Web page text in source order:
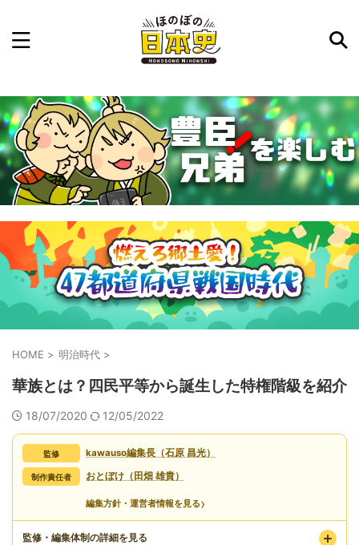
気になった日本史の事件や人物、時代などを入力して
ね。中の人が24時間手動で検索結果を提示するよ（嘘
です）
例：織田信長 長篠の戦い
HOME > 明治時代 >
華族とは？四民平等から誕生した特権階級を紹介
18/07/2020 12/05/2022
監修 kawauso編集長（石原 昌光）
制作責任者 おとぼけ（田畑 雄貴）
編集方針・運営者情報を見る›
監修・編集体制の詳細を見る